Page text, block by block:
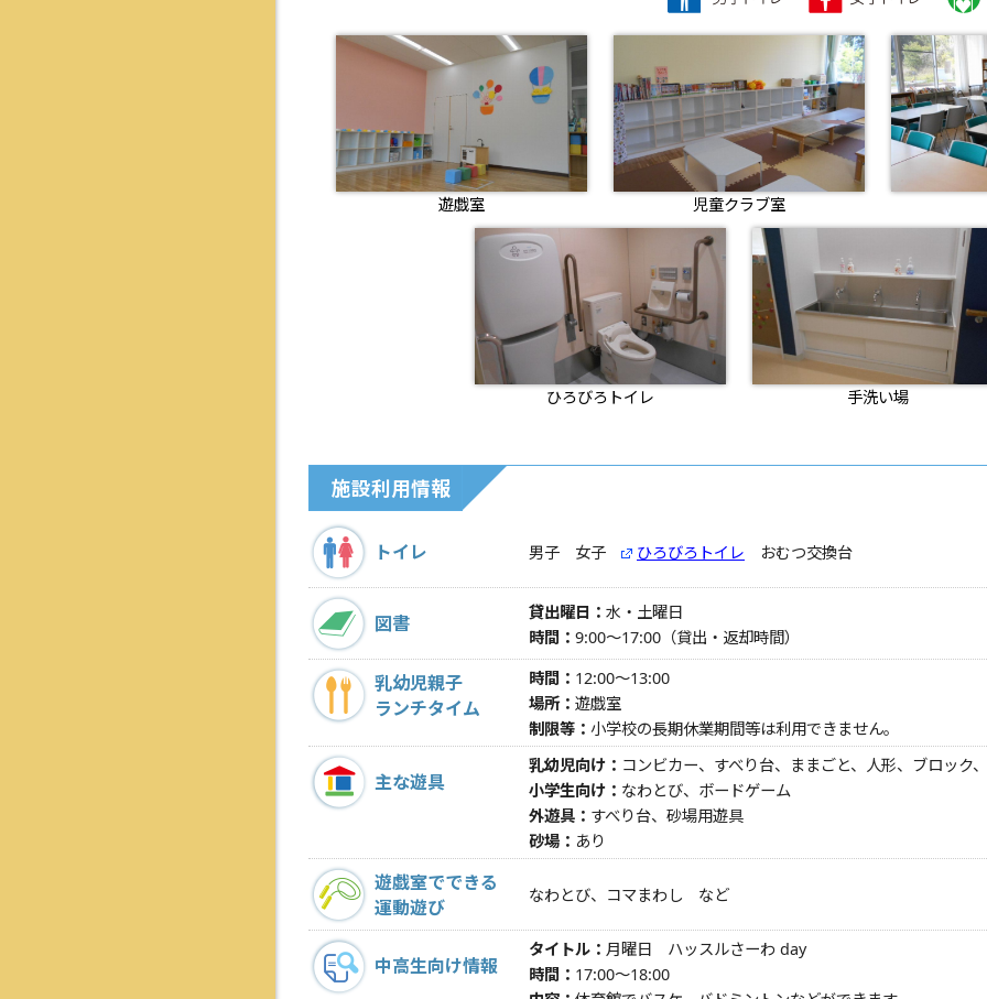
遊戯室 児童クラブ室
ひろびろトイレ 手洗い場
施設利用情報
トイレ 男子 女子 ひろびろトイレ おむつ交換台
図書 貸出曜日： 水・土曜日
時間： 9:00～17:00（貸出・返却時間）
乳幼児親子
ランチタイム
時間： 12:00～13:00
場所： 遊戯室
制限等： 小学校の長期休業期間等は利用できません。
主な遊具
乳幼児向け： コンビカー、すべり台、ままごと、人形、ブロック
小学生向け： なわとび、ボードゲーム
外遊具： すべり台、砂場用遊具
砂場： あり
遊戯室でできる
運動遊び
なわとび、コマまわし など
中高生向け情報
タイトル： 月曜日 ハッスルさーわ day
時間： 17:00～18:00